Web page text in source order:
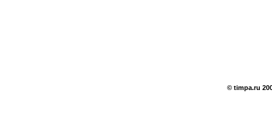
© timpa.ru